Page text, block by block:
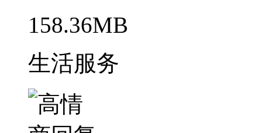
158.36MB
生活服务